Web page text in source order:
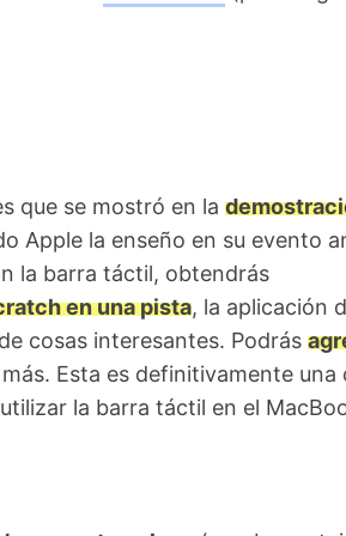
que se mostró en la
Apple la enseño en su evento
la barra táctil, obtendrás
en una pista, la aplicación
cosas interesantes. Podrás
Esta es definitivamente una
la barra táctil en el